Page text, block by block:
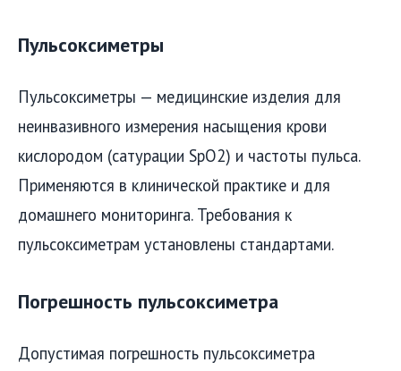
Пульсоксиметры
Пульсоксиметры — медицинские изделия для
неинвазивного измерения насыщения крови
кислородом (сатурации SpO2) и частоты пульса.
Применяются в клинической практике и для
домашнего мониторинга. Требования к
пульсоксиметрам установлены стандартами.
Погрешность пульсоксиметра
Допустимая погрешность пульсоксиметра